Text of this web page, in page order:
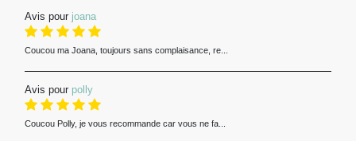
Avis pour joana
Coucou ma Joana, toujours sans complaisance, re...
Avis pour polly
Coucou Polly, je vous recommande car vous ne fa...